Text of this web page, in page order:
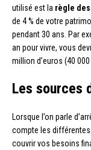
utilisé est la règle des
de 4 % de votre
pendant 30 ans. Par
an pour vivre, vous
million d’euros (40 000
Les sources
Lorsque l’on parle
compte les
couvrir vos besoins